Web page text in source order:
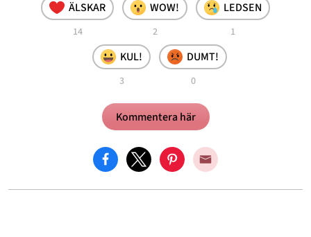
ÄLSKAR
14
WOW!
2
LEDSEN
1
KUL!
3
DUMT!
0
Kommentera här